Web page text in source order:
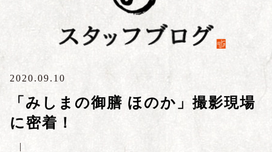
2020.09.10
「みしまの御膳 ほのか」撮影現場
に密着！
|